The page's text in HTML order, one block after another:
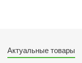
Актуальные товары